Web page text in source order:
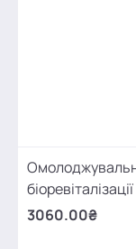
3060.00₴